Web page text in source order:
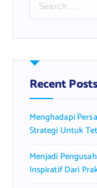
r
h
f
o
:
Recent Posts
Menghadapi
Strategi Untuk
Menjadi
Inspiratif Dari